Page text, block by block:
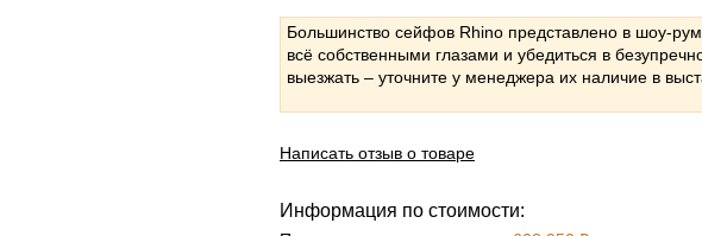
Большинство сейфов Rhino представлено в шоу-
всё собственными глазами и убедиться в
выезжать – уточните у менеджера их наличие в
Написать отзыв о товаре
Информация по стоимости: